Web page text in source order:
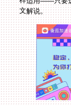
文解说。